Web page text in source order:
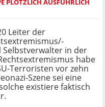
PLÖTZLICH AUSFÜHRLICH
Leiter der
in der
habe
Terroristen vor zehn
Szene sei eine
existiere faktisch